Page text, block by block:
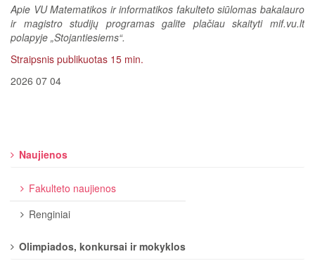
Apie VU Matematikos ir informatikos fakulteto siūlomas bakalauro
ir magistro studijų programas galite plačiau skaityti mif.vu.lt
polapyje „Stojantiesiems“.
Straipsnis publikuotas 15 min.
2026 07 04
Naujienos
Fakulteto naujienos
Renginiai
Olimpiados, konkursai ir mokyklos